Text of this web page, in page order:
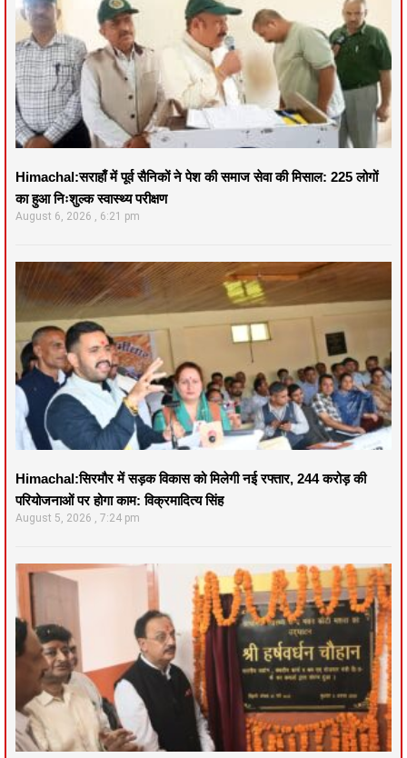
Himachal:सराहाँ में पूर्व सैनिकों ने पेश की समाज सेवा की मिसाल: 225 लोगों
का हुआ निःशुल्क स्वास्थ्य परीक्षण
August 6, 2026 6:21 pm
Himachal:सिरमौर में सड़क विकास को मिलेगी नई रफ्तार, 244 करोड़ की
परियोजनाओं पर होगा काम: विक्रमादित्य सिंह
August 5, 2026 7:24 pm